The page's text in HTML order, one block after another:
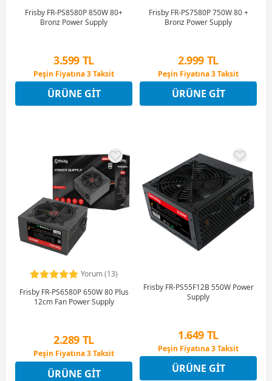
Frisby FR-PS8580P 850W 80+
Bronz Power Supply
3.599 TL
Peşin Fiyatına 3 Taksit
12 Ay x 423 TL taksitle
Peşin Fiyatına 3 Taksit
ÜRÜNE GIT
Frisby FR-PS7580P 750W 80 +
Bronz Power Supply
2.999 TL
Peşin Fiyatına 3 Taksit
12 Ay x 353 TL taksitle
Peşin Fiyatına 3 Taksit
ÜRÜNE GIT
Yorum (13)
Frisby FR-PS6580P 650W 80 Plus
12cm Fan Power Supply
2.289 TL
Peşin Fiyatına 3 Taksit
12 Ay x 269 TL taksitle
Peşin Fiyatına 3 Taksit
ÜRÜNE GIT
Frisby FR-PS55F12B 550W Power
Supply
1.649 TL
Peşin Fiyatına 3 Taksit
12 Ay x 194 TL taksitle
Peşin Fiyatına 3 Taksit
ÜRÜNE GIT